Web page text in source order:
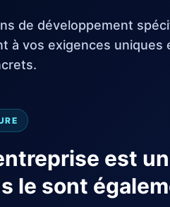
de développement
à vos exigences
est
le sont